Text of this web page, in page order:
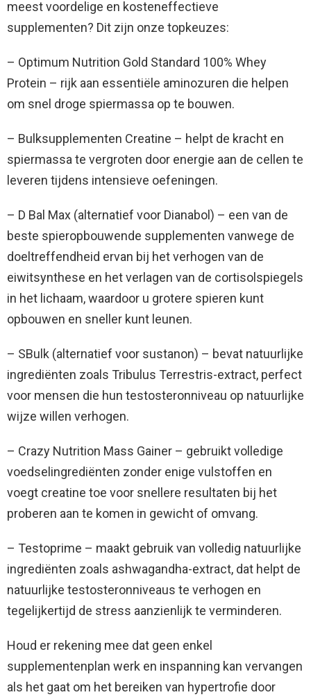
meest voordelige en kosteneffectieve
supplementen? Dit zijn onze topkeuzes:
– Optimum Nutrition Gold Standard 100% Whey
Protein – rijk aan essentiële aminozuren die helpen
om snel droge spiermassa op te bouwen.
– Bulksupplementen Creatine – helpt de kracht en
spiermassa te vergroten door energie aan de cellen te
leveren tijdens intensieve oefeningen.
– D Bal Max (alternatief voor Dianabol) – een van de
beste spieropbouwende supplementen vanwege de
doeltreffendheid ervan bij het verhogen van de
eiwitsynthese en het verlagen van de cortisolspiegels
in het lichaam, waardoor u grotere spieren kunt
opbouwen en sneller kunt leunen.
– SBulk (alternatief voor sustanon) – bevat natuurlijke
ingrediënten zoals Tribulus Terrestris-extract, perfect
voor mensen die hun testosteronniveau op natuurlijke
wijze willen verhogen.
– Crazy Nutrition Mass Gainer – gebruikt volledige
voedselingrediënten zonder enige vulstoffen en
voegt creatine toe voor snellere resultaten bij het
proberen aan te komen in gewicht of omvang.
– Testoprime – maakt gebruik van volledig natuurlijke
ingrediënten zoals ashwagandha-extract, dat helpt de
natuurlijke testosteronniveaus te verhogen en
tegelijkertijd de stress aanzienlijk te verminderen.
Houd er rekening mee dat geen enkel
supplementenplan werk en inspanning kan vervangen
als het gaat om het bereiken van hypertrofie door